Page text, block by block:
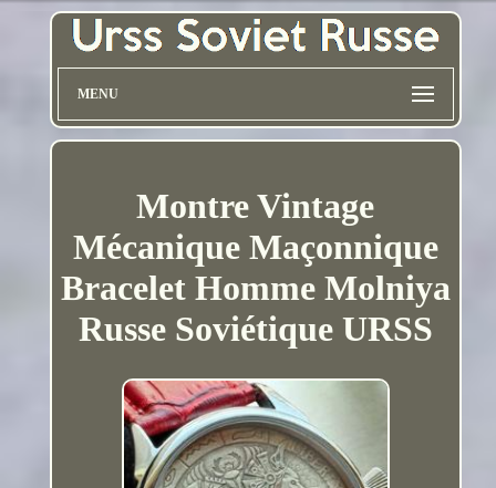
MENU
Montre Vintage
Mécanique Maçonnique
Bracelet Homme Molniya
Russe Soviétique URSS